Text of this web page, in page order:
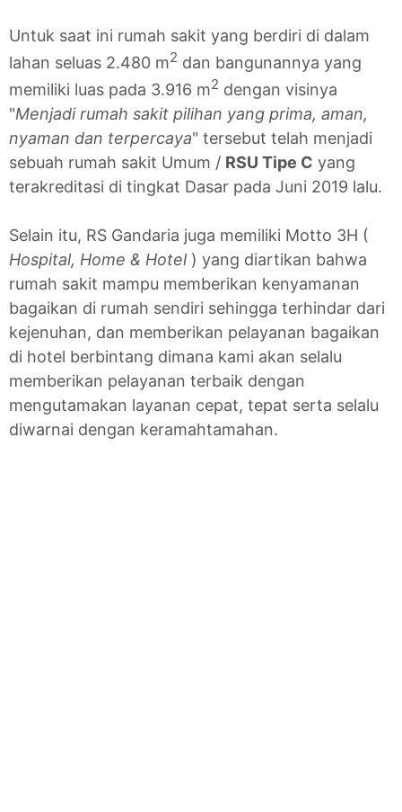
Untuk saat ini rumah sakit yang berdiri di dalam
lahan seluas 2.480 m2 dan bangunannya yang
memiliki luas pada 3.916 m2 dengan visinya
"Menjadi rumah sakit pilihan yang prima, aman,
nyaman dan terpercaya" tersebut telah menjadi
sebuah rumah sakit Umum / RSU Tipe C yang
terakreditasi di tingkat Dasar pada Juni 2019 lalu.
Selain itu, RS Gandaria juga memiliki Motto 3H (
Hospital, Home & Hotel ) yang diartikan bahwa
rumah sakit mampu memberikan kenyamanan
bagaikan di rumah sendiri sehingga terhindar dari
kejenuhan, dan memberikan pelayanan bagaikan
di hotel berbintang dimana kami akan selalu
memberikan pelayanan terbaik dengan
mengutamakan layanan cepat, tepat serta selalu
diwarnai dengan keramahtamahan.